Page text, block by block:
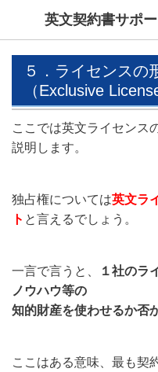
英文契約書サポ
５．ライセンス
（Exclusive
ここでは英文ライセンス
説明します。
独占権については英文ラ
ト と言えるでしょう。
一言で言うと、 １社のラ
ノウハウ等の
知的財産を使わせるか否
ここはある意味、 最も契